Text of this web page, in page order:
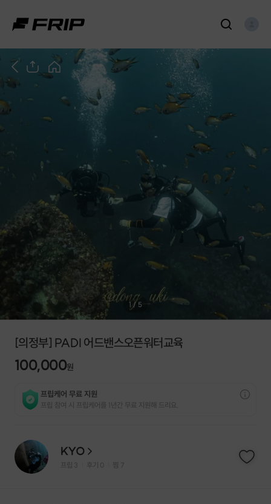
1 / 5
[의정부] PADI 어드밴스오픈워터교육
100,000원
프립케어 무료 지원
프립 참여 시 프립케어를 1년간 무료 지원해 드리요.
KYO
프립 3 후기 0 찜 7